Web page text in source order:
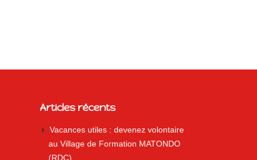
Articles récents
Vacances utiles : devenez volontaire
au Village de Formation MATONDO
(RDC)